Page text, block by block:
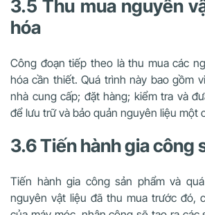
3.5 Thu mua nguyên
hóa
Công đoạn tiếp theo là thu mua các
hóa cần thiết. Quá trình này bao gồm
nhà cung cấp; đặt hàng; kiểm tra và
để lưu trữ và bảo quản nguyên liệu một
3.6 Tiến hành gia công
Tiến hành gia công sản phẩm và
nguyên vật liệu đã thu mua trước đó,